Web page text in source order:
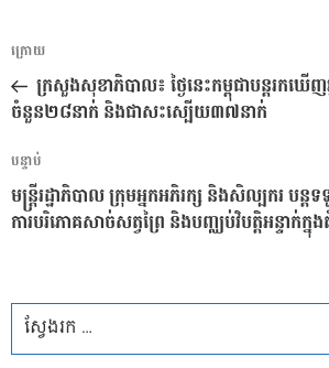
ការ​
នាំទិស​
ប្រកាស
អត្ថបទ
មុន
ក្រោយ
ក្រសួងសុខាភិបាល៖ ថ្ងៃនេះកម្ពុជាបន្តរកឃើ
ចំនួន២៨នាក់ និងជាសះស្បើយ៣៧នាក់
អត្ថបទ
បន្ទាប់
បន្ទាប់
មន្ត្រីរដ្ឋាភិបាល ក្រុមអ្នកអភិរក្ស និងសិល្បករ បន្
ការបរិភោគសាច់សត្វព្រៃ និងបញ្ឈប់វិបត្តិអន្ទាក់ក្នុ